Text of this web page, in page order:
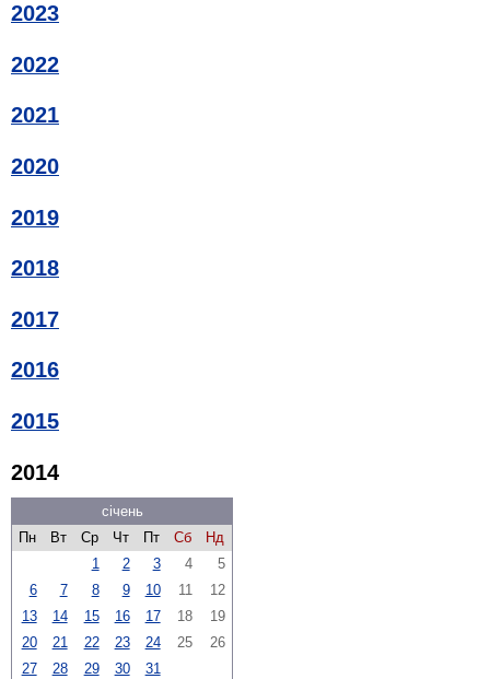
2023
2022
2021
2020
2019
2018
2017
2016
2015
2014
січень
Пн
Вт Ср Чт Пт Сб
Нд
1
2 3 4
5
6
7 8 9 10 11
12
13
14 15 16 17 18
19
20
21 22 23 24 25
26
27
28 29 30 31